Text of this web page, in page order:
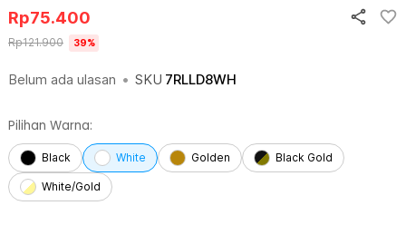
Belum ada ulasan • SKU 7RLLD8WH
Rp75.400
Rp121.900 39%
Pilihan Warna:
Black White Golden Black Gold
White/Gold